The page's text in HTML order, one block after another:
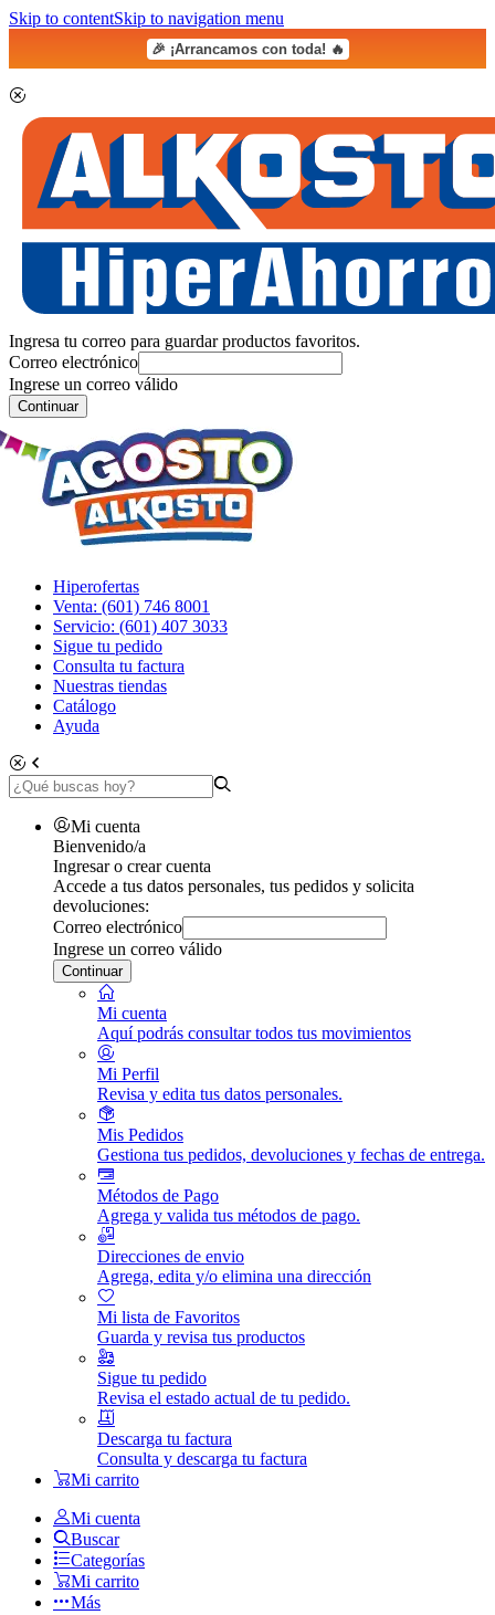
Skip to contentSkip to navigation menu
🎉 ¡Arrancamos con toda! 🔥
Ingresa tu correo para guardar productos favoritos.
Correo electrónico
Ingrese un correo válido
Continuar
Hiperofertas
Venta: (601) 746 8001
Servicio: (601) 407 3033
Sigue tu pedido
Consulta tu factura
Nuestras tiendas
Catálogo
Ayuda
Mi cuenta
Bienvenido/a
Ingresar o crear cuenta
Accede a tus datos personales, tus pedidos y solicita
devoluciones:
Correo electrónico
Ingrese un correo válido
Continuar
Mi cuenta
Aquí podrás consultar todos tus movimientos
Mi Perfil
Revisa y edita tus datos personales.
Mis Pedidos
Gestiona tus pedidos, devoluciones y fechas de entrega.
Métodos de Pago
Agrega y valida tus métodos de pago.
Direcciones de envio
Agrega, edita y/o elimina una dirección
Mi lista de Favoritos
Guarda y revisa tus productos
Sigue tu pedido
Revisa el estado actual de tu pedido.
Descarga tu factura
Consulta y descarga tu factura
Mi carrito
Mi cuenta
Buscar
Categorías
Mi carrito
Más